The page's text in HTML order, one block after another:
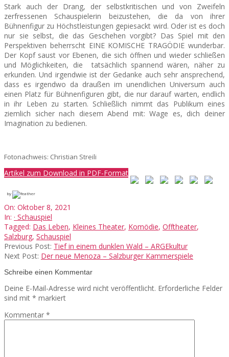
Stark auch der Drang, der selbstkritischen und von Zweifeln
zerfressenen Schauspielerin beizustehen, die da von ihrer
Bühnenfigur zu Höchstleistungen gepiesackt wird. Oder ist es doch
nur sie selbst, die das Geschehen vorgibt? Das Spiel mit den
Perspektiven beherrscht EINE KOMISCHE TRAGÖDIE wunderbar.
Der Kopf saust vor Ebenen, die sich öffnen und wieder schließen
und Möglichkeiten, die tatsächlich spannend wären, näher zu
erkunden. Und irgendwie ist der Gedanke auch sehr ansprechend,
dass es irgendwo da draußen im unendlichen Universum auch
einen Platz für Bühnenfiguren gibt, die nur darauf warten, endlich
in ihr Leben zu starten. Schließlich nimmt das Publikum eines
ziemlich sicher nach diesem Abend mit: Wage es, dich deiner
Imagination zu bedienen.
Fotonachweis: Christian Streili
Artikel zum Download in PDF-Format
by
2021-
10-
08
On: Oktober 8, 2021
In: · Schauspiel
Tagged: Das Leben, Kleines Theater, Komödie, Offtheater,
Salzburg, Schauspiel
Previous Post: Tief in einem dunklen Wald – ARGEkultur
Next Post: Der neue Menoza – Salzburger Kammerspiele
Schreibe einen Kommentar
Deine E-Mail-Adresse wird nicht veröffentlicht. Erforderliche Felder
sind mit * markiert
Kommentar *